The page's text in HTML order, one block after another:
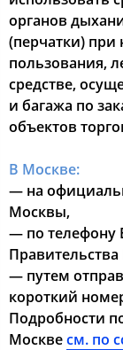
органов
(перчатки) при
пользования,
средстве,
и багажа по
объектов
В Москве:
— на
Москвы,
— по телефону
Правительства
— путем
короткий
Подробности
Москвесм. по